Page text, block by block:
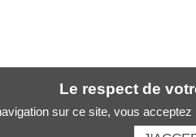
Le respect de
sur ce site, vous